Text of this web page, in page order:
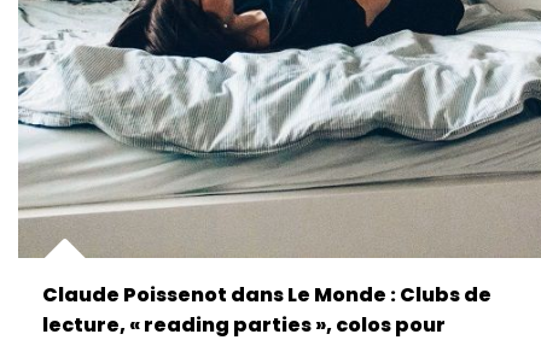
Claude Poissenot dans Le Monde : Clubs de
lecture, « reading parties », colos pour